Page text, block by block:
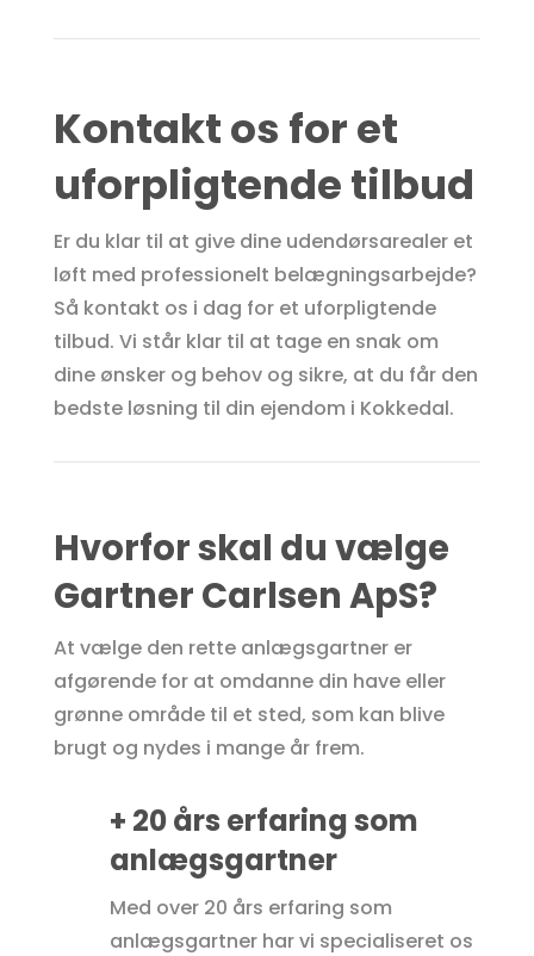
Kontakt os for et
uforpligtende tilbud
Er du klar til at give dine udendørsarealer et
løft med professionelt belægningsarbejde?
Så kontakt os i dag for et uforpligtende
tilbud. Vi står klar til at tage en snak om
dine ønsker og behov og sikre, at du får den
bedste løsning til din ejendom i Kokkedal.
Hvorfor skal du vælge
Gartner Carlsen ApS?
At vælge den rette anlægsgartner er
afgørende for at omdanne din have eller
grønne område til et sted, som kan blive
brugt og nydes i mange år frem.
+ 20 års erfaring som
anlægsgartner
Med over 20 års erfaring som
anlægsgartner har vi specialiseret os